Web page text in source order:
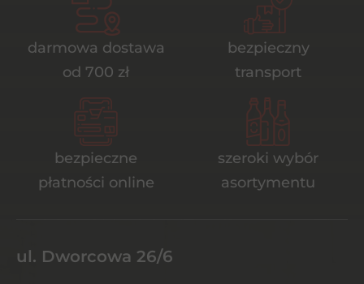
darmowa dostawa
od 700 zł
bezpieczny
transport
bezpieczne
płatności online
szeroki wybór
asortymentu
ul. Dworcowa 26/6